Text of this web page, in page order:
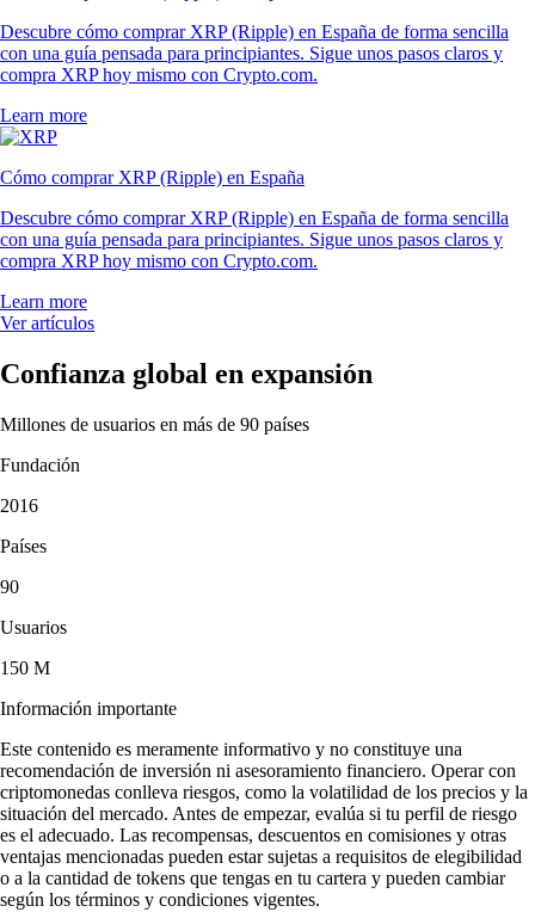
Descubre cómo comprar XRP (Ripple) en España de forma sencilla
con una guía pensada para principiantes. Sigue unos pasos claros y
compra XRP hoy mismo con Crypto.com.
Learn more
Cómo comprar XRP (Ripple) en España
Descubre cómo comprar XRP (Ripple) en España de forma sencilla
con una guía pensada para principiantes. Sigue unos pasos claros y
compra XRP hoy mismo con Crypto.com.
Learn more
Ver artículos
Confianza global en expansión
Millones de usuarios en más de 90 países
Fundación
2016
Países
90
Usuarios
150 M
Información importante
Este contenido es meramente informativo y no constituye una
recomendación de inversión ni asesoramiento financiero. Operar con
criptomonedas conlleva riesgos, como la volatilidad de los precios y la
situación del mercado. Antes de empezar, evalúa si tu perfil de riesgo
es el adecuado. Las recompensas, descuentos en comisiones y otras
ventajas mencionadas pueden estar sujetas a requisitos de elegibilidad
o a la cantidad de tokens que tengas en tu cartera y pueden cambiar
según los términos y condiciones vigentes.